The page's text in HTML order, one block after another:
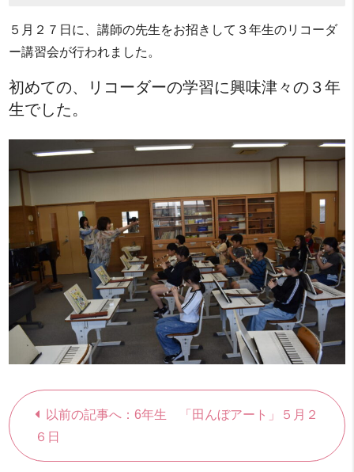
５月２７日に、講師の先生をお招きして３年生のリコーダ
ー講習会が行われました。
初めての、リコーダーの学習に興味津々の３年
生でした。
以前の記事へ：6年生 「田んぼアート」５月２
６日